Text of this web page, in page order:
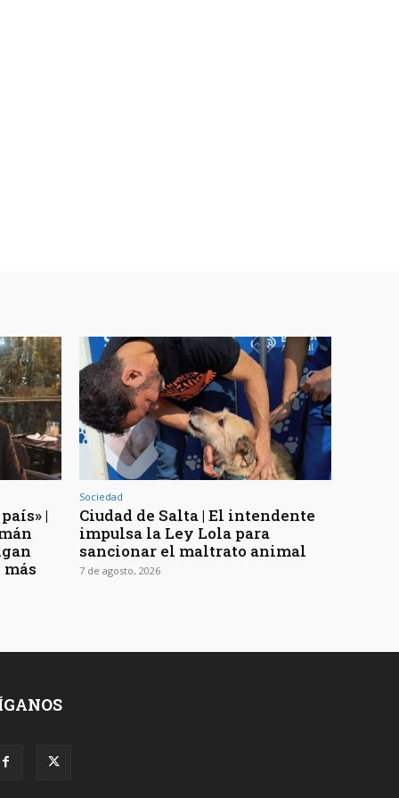
|
Sociedad
Ciudad de Salta | El intendente
impulsa la Ley Lola para
sancionar el maltrato animal
7 de agosto, 2026